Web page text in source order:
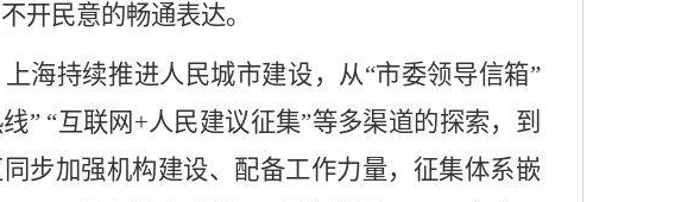
开民意的畅通表达。
海持续推进人民城市建设，从“市委领导信箱”
” “互联网+人民建议征集”等多渠道的探索，到
步加强机构建设、配备工作力量，征集体系嵌